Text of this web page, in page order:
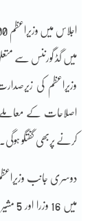
میں گڈ گورننس سے
وزیراعظم کی
اصلاحات کے معاملے
کرنے پربھی گفتگو ہوگی۔
میں